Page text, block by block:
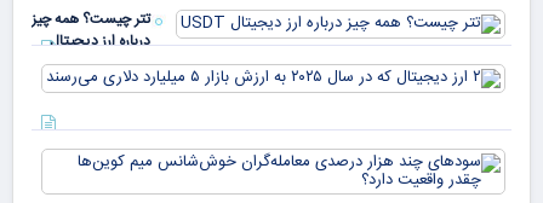
تتر چیست؟ همه چیز
درباره ارز دیجیتال
USDT